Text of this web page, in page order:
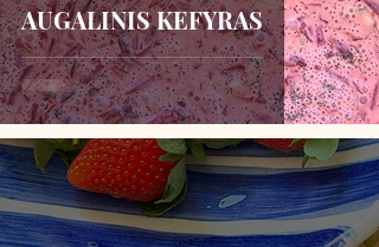
AUGALINIS KEFYRAS